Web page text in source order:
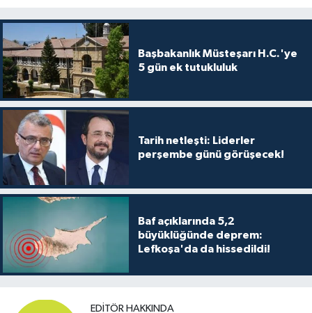
Başbakanlık Müsteşarı H.C.'ye
5 gün ek tutukluluk
Tarih netleşti: Liderler
perşembe günü görüşecek!
Baf açıklarında 5,2
büyüklüğünde deprem:
Lefkoşa'da da hissedildi!
EDITÖR HAKKINDA